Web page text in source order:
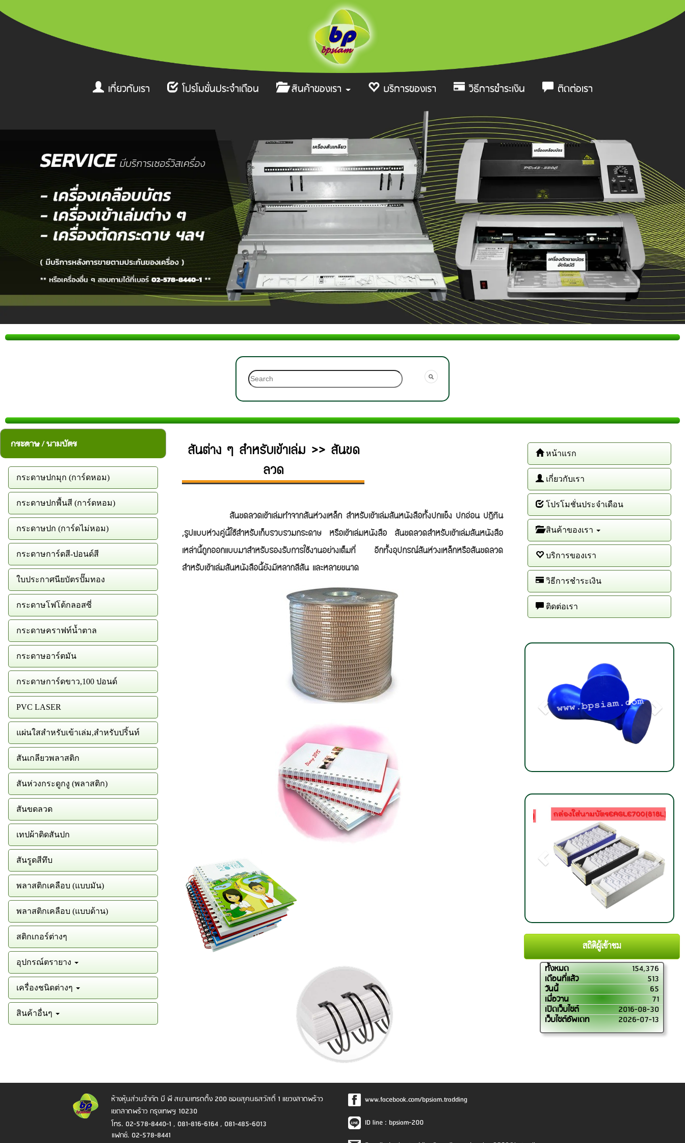
เกี่ยวกับเรา โปรโมชั่นประจำเดือน สินค้าของเรา บริการของเรา วิธีการชำระเงิน ติดต่อเรา
กระดาษ / นามบัตร
กระดาษปกมุก (การ์ดหอม)
กระดาษปกพื้นสี (การ์ดหอม)
กระดาษปก (การ์ดไม่หอม)
กระดาษการ์ดสี-ปอนด์สี
ใบประกาศนียบัตรปั๊มทอง
กระดาษโฟโต้กลอสซี่
กระดาษคราฟท์น้ำตาล
กระดาษอาร์ตมัน
กระดาษการ์ดขาว,100 ปอนด์
PVC LASER
แผ่นใสสำหรับเข้าเล่ม,สำหรับปริ้นท์
สันเกลียวพลาสติก
สันห่วงกระดูกงู (พลาสติก)
สันขดลวด
เทปผ้าติดสันปก
สันรูดสีทึบ
พลาสติกเคลือบ (แบบมัน)
พลาสติกเคลือบ (แบบด้าน)
สติกเกอร์ต่างๆ
อุปกรณ์ตรายาง
เครื่องชนิดต่างๆ
สินค้าอื่นๆ
สันต่าง ๆ สำหรับเข้าเล่ม >> สันขด
ลวด
สันขดลวดเข้าเล่มทำจากสันห่วงเหล็ก สำหรับเข้าเล่มสันหนังสือทั้งปกแข็ง ปกอ่อน ปฏิทิน
,รูปแบบห่วงคู่นี้ใช้สำหรับเก็บรวบรวมกระดาษ หรือเข้าเล่มหนังสือ สันขดลวดสำหรับเข้าเล่มสันหนังสือ
เหล่านี้ถูกออกแบบมาสำหรับรองรับการใช้งานอย่างเต็มที่ อีกทั้งอุปกรณ์สันห่วงเหล็กหรือสันขดลวด
สำหรับเข้าเล่มสันหนังสือนี้ยังมีหลากสีสัน และหลายขนาด
หน้าแรก
เกี่ยวกับเรา
โปรโมชั่นประจำเดือน
สินค้าของเรา
บริการของเรา
วิธีการชำระเงิน
ติดต่อเรา
สถิติผู้เข้าชม
ทั้งหมด 154,376
เดือนที่แล้ว 513
วันนี้ 65
เมื่อวาน 71
เปิดเว็บไซต์ 2016-08-30
เว็บไซต์อัพเดท 2026-07-13
ห้างหุ้นส่วนจำกัด บี พี สยามเทรดดิ้ง 200 ซอยสุคนธสวัสดิ์ 1 แขวงลาดพร้าว
เขตลาดพร้าว กรุงเทพฯ 10230
โทร. 02-578-8440-1 , 081-816-6164 , 081-485-6013
แฟกซ์. 02-578-8441
www.facebook.com/bpsiam.tradding
ID line : bpsiam-200